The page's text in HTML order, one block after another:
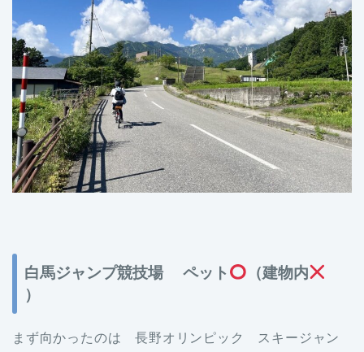
白馬ジャンプ競技場 ペット
（建物内
）
まず向かったのは 長野オリンピック スキージャン